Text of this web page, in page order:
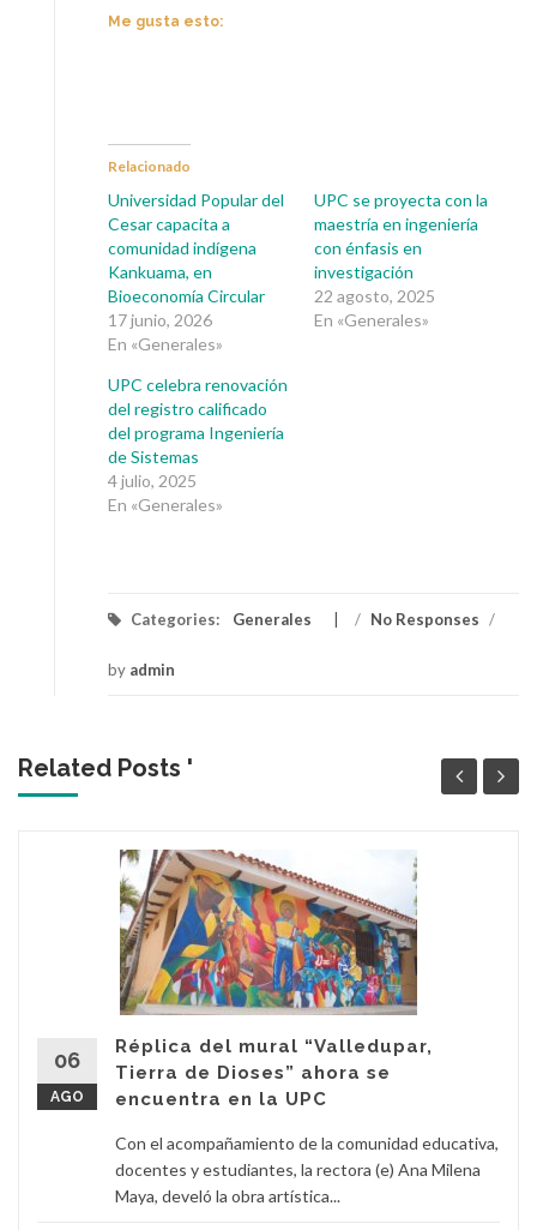
Me gusta esto:
Relacionado
Universidad Popular del
Cesar capacita a
comunidad indígena
Kankuama, en
Bioeconomía Circular
17 junio, 2026
En «Generales»
UPC se proyecta con la
maestría en ingeniería
con énfasis en
investigación
22 agosto, 2025
En «Generales»
UPC celebra renovación
del registro calificado
del programa Ingeniería
de Sistemas
4 julio, 2025
En «Generales»
Categories: Generales / No Responses /
by admin
Related Posts '
06
AGO
Réplica del mural “Valledupar,
Tierra de Dioses” ahora se
encuentra en la UPC
Con el acompañamiento de la comunidad educativa,
docentes y estudiantes, la rectora (e) Ana Milena
Maya, develó la obra artística...